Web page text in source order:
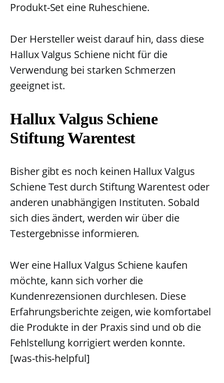
Produkt-Set eine Ruheschiene.
Der Hersteller weist darauf hin, dass diese
Hallux Valgus Schiene nicht für die
Verwendung bei starken Schmerzen
geeignet ist.
Hallux Valgus Schiene
Stiftung Warentest
Bisher gibt es noch keinen Hallux Valgus
Schiene Test durch Stiftung Warentest oder
anderen unabhängigen Instituten. Sobald
sich dies ändert, werden wir über die
Testergebnisse informieren.
Wer eine Hallux Valgus Schiene kaufen
möchte, kann sich vorher die
Kundenrezensionen durchlesen. Diese
Erfahrungsberichte zeigen, wie komfortabel
die Produkte in der Praxis sind und ob die
Fehlstellung korrigiert werden konnte.
[was-this-helpful]